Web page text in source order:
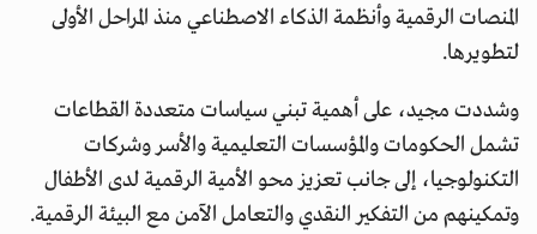
المنصات الرقمية وأنظمة الذكاء الاصطناعي منذ المراحل الأولى
لتطويرها.
وشددت مجيد، على أهمية تبني سياسات متعددة القطاعات
تشمل الحكومات والمؤسسات التعليمية والأسر وشركات
التكنولوجيا، إلى جانب تعزيز محو الأمية الرقمية لدى الأطفال
وتمكينهم من التفكير النقدي والتعامل الآمن مع البيئة الرقمية.